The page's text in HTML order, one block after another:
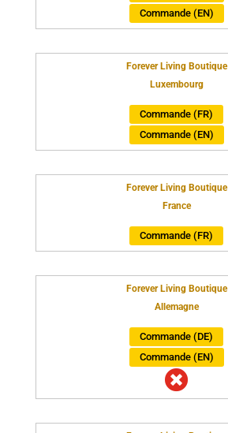
Commande (EN)
Forever Living Boutique
Luxembourg
Commande (FR)
Commande (EN)
Forever Living Boutique
France
Commande (FR)
Forever Living Boutique
Allemagne
Commande (DE)
Commande (EN)
